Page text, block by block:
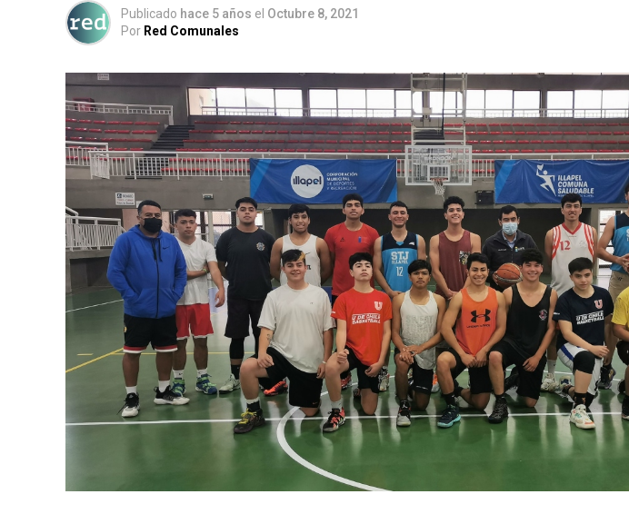
Publicado hace 5 años el Octubre 8, 2021
Por Red Comunales